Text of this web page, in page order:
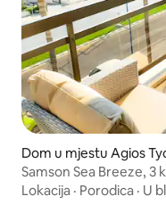
Dom u mjestu Agios
Samson Sea Breeze, 3
Lokacija · Porodica · U